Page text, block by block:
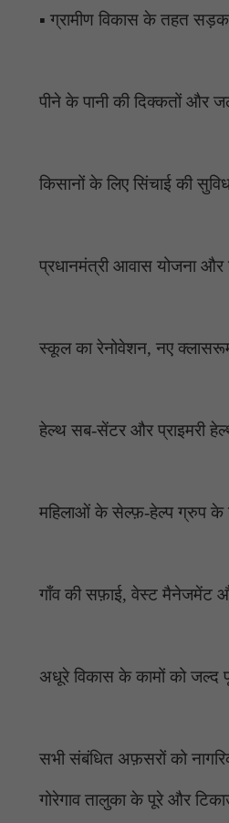
▪️ ग्रामीण विकास के तहत
पीने के पानी की दिक्कतों और
किसानों के लिए सिंचाई की
प्रधानमंत्री आवास योजना
स्कूल का रेनोवेशन, नए
हेल्थ सब-सेंटर और प्राइमरी
महिलाओं के सेल्फ़-हेल्प ग्रुप के
गाँव की सफ़ाई, वेस्ट मैनेजमेंट
अधूरे विकास के कामों को जल्द
सभी संबंधित अफ़सरों को
गोरेगाव तालुका के पूरे और